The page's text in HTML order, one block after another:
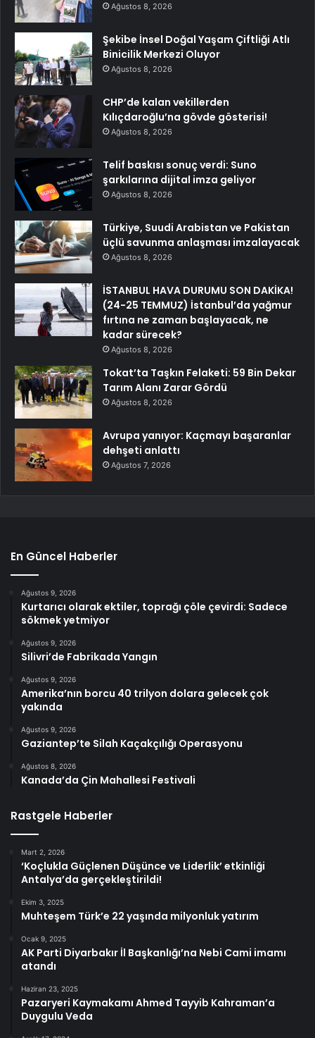
Ağustos 8, 2026
Şekibe İnsel Doğal Yaşam Çiftliği Atlı
Binicilik Merkezi Oluyor
Ağustos 8, 2026
CHP’de kalan vekillerden
Kılıçdaroğlu’na gövde gösterisi!
Ağustos 8, 2026
Telif baskısı sonuç verdi: Suno
şarkılarına dijital imza geliyor
Ağustos 8, 2026
Türkiye, Suudi Arabistan ve Pakistan
üçlü savunma anlaşması imzalayacak
Ağustos 8, 2026
İSTANBUL HAVA DURUMU SON DAKİKA!
(24-25 TEMMUZ) İstanbul’da yağmur
fırtına ne zaman başlayacak, ne
kadar sürecek?
Ağustos 8, 2026
Tokat’ta Taşkın Felaketi: 59 Bin Dekar
Tarım Alanı Zarar Gördü
Ağustos 8, 2026
Avrupa yanıyor: Kaçmayı başaranlar
dehşeti anlattı
Ağustos 7, 2026
En Güncel Haberler
Ağustos 9, 2026
Kurtarıcı olarak ektiler, toprağı çöle çevirdi: Sadece
sökmek yetmiyor
Ağustos 9, 2026
Silivri’de Fabrikada Yangın
Ağustos 9, 2026
Amerika’nın borcu 40 trilyon dolara gelecek çok
yakında
Ağustos 9, 2026
Gaziantep’te Silah Kaçakçılığı Operasyonu
Ağustos 8, 2026
Kanada’da Çin Mahallesi Festivali
Rastgele Haberler
Mart 2, 2026
‘Koçlukla Güçlenen Düşünce ve Liderlik’ etkinliği
Antalya’da gerçekleştirildi!
Ekim 3, 2025
Muhteşem Türk’e 22 yaşında milyonluk yatırım
Ocak 9, 2025
AK Parti Diyarbakır İl Başkanlığı’na Nebi Cami imamı
atandı
Haziran 23, 2025
Pazaryeri Kaymakamı Ahmed Tayyib Kahraman’a
Duygulu Veda